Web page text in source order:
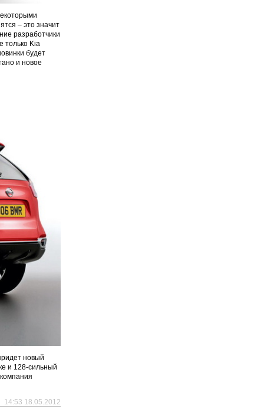
– это значит
разработчики
только Kia
будет
и новое
новый
и 128-сильный
14:53 18.05.2012